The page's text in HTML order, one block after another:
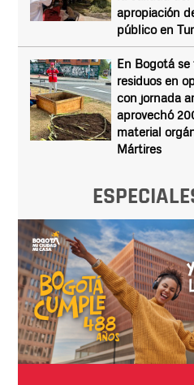
apropiación
público en
En Bogotá
residuos en
con jornada
aprovechó
material
Mártires